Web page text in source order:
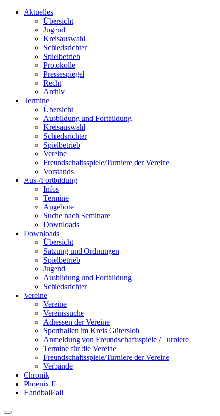
Aktuelles
Übersicht
Jugend
Kreisauswahl
Schiedsrichter
Spielbetrieb
Protokolle
Pressespiegel
Recht
Archiv
Termine
Übersicht
Ausbildung und Fortbildung
Kreisauswahl
Schiedsrichter
Spielbetrieb
Vereine
Freundschaftsspiele/Turniere der Vereine
Vorstands
Aus-/Fortbildung
Infos
Termine
Angebote
Suche nach Seminare
Downloads
Downloads
Übersicht
Satzung und Ordnungen
Spielbetrieb
Jugend
Ausbildung und Fortbildung
Schiedsrichter
Vereine
Vereine
Vereinssuche
Adressen der Vereine
Sporthallen im Kreis Gütersloh
Anmeldung von Freundschaftsspiele / Turniere
Termine für die Vereine
Freundschaftsspiele/Turniere der Vereine
Verbände
Chronik
Phoenix II
Handball4all